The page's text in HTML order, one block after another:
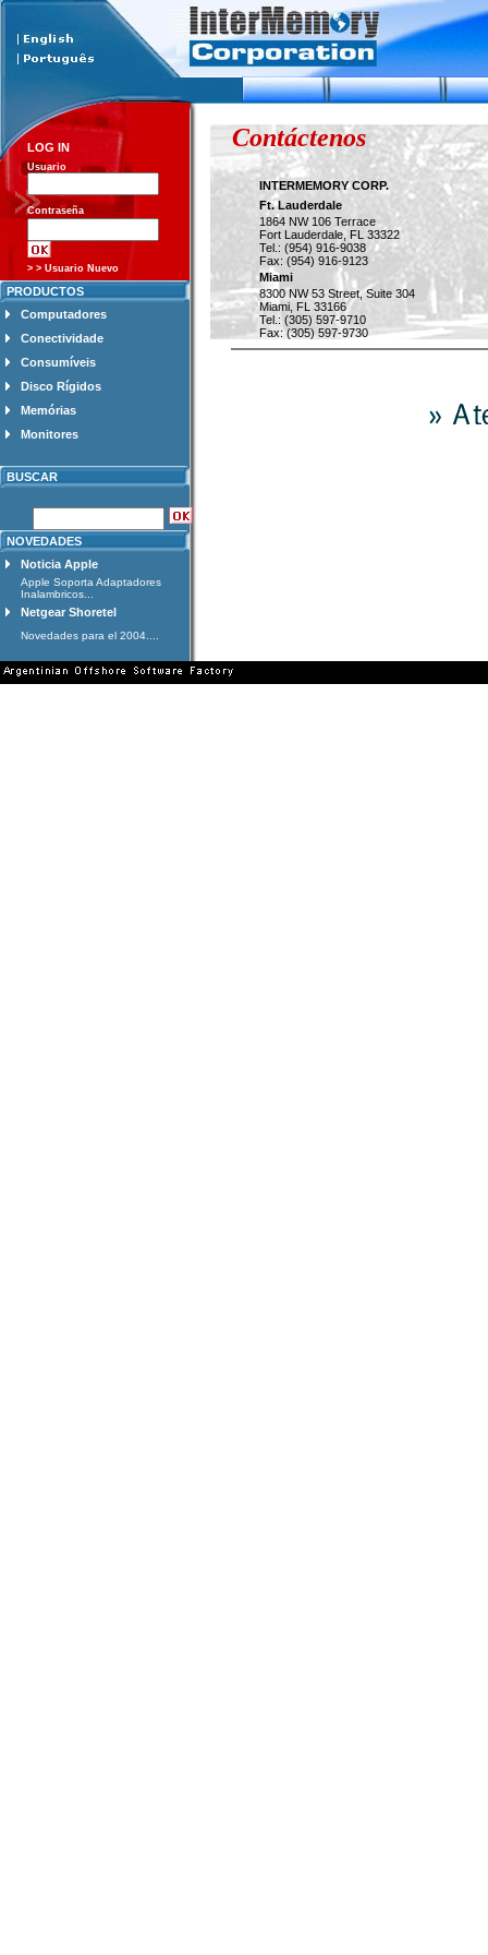
LOG IN
Usuario
Contraseña
> > Usuario Nuevo
PRODUCTOS
Computadores
Conectividade
Consumíveis
Disco Rígidos
Memórias
Monitores
BUSCAR
NOVEDADES
Noticia Apple
Apple Soporta Adaptadores
Inalambricos...
Netgear Shoretel
Novedades para el 2004....
Contáctenos
INTERMEMORY CORP.
Ft. Lauderdale
1864 NW 106 Terrace
Fort Lauderdale, FL 33322
Tel.: (954) 916-9038
Fax: (954) 916-9123
Miami
8300 NW 53 Street, Suite 304
Miami, FL 33166
Tel.: (305) 597-9710
Fax: (305) 597-9730